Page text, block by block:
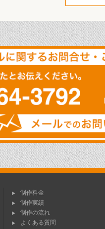
制作料金
制作実績
制作の流れ
よくある質問